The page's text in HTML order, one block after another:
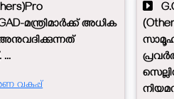
മന്ത്രിമാർക്ക് അധിക
വകുപ്പ്